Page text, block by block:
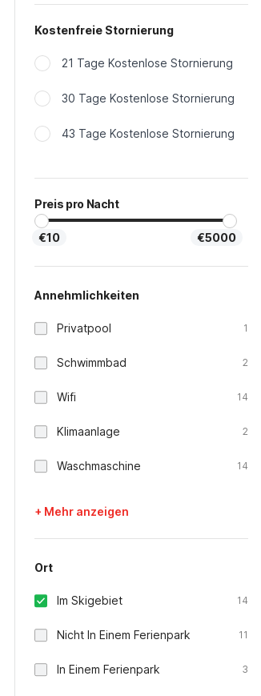
Kostenfreie Stornierung
21 Tage Kostenlose Stornierung
30 Tage Kostenlose Stornierung
43 Tage Kostenlose Stornierung
Preis pro Nacht
€10 €5000
Annehmlichkeiten
Privatpool 1
Schwimmbad 2
Wifi 14
Klimaanlage 2
Waschmaschine 14
+ Mehr anzeigen
Ort
Im Skigebiet 14
Nicht In Einem Ferienpark 11
In Einem Ferienpark 3